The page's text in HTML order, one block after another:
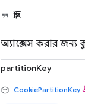
স্ট্রিং
অ্যাক্সেস করার জন্য
partitionKey
CookiePartitionKey